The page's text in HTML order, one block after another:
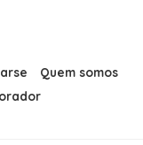
Quem somos